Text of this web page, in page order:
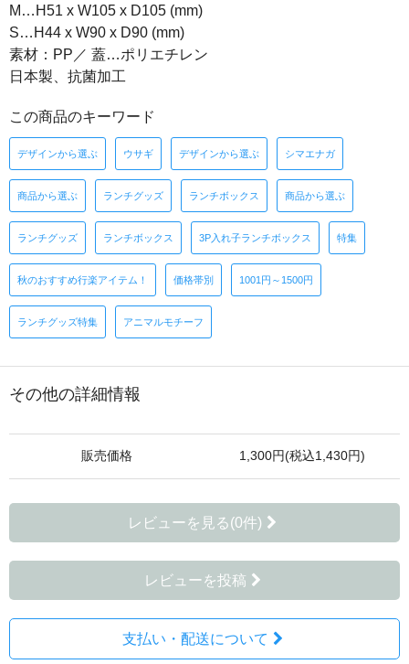
M…H51 x W105 x D105 (mm)
S…H44 x W90 x D90 (mm)
素材：PP／ 蓋…ポリエチレン
日本製、抗菌加工
この商品のキーワード
デザインから選ぶ ウサギ デザインから選ぶ シマエナガ
商品から選ぶ ランチグッズ ランチボックス 商品から選ぶ
ランチグッズ ランチボックス 3P入れ子ランチボックス 特集
秋のおすすめ行楽アイテム！ 価格帯別 1001円～1500円
ランチグッズ特集 アニマルモチーフ
その他の詳細情報
販売価格 1,300円(税込1,430円)
レビューを見る(0件)
レビューを投稿
支払い・配送について